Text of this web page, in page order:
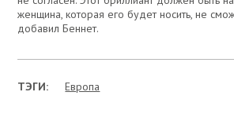
женщина, которая его будет носить, не
добавил Беннет.
ТЭГИ: Европа